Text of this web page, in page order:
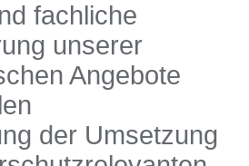
fachliche
unserer
Angebote
der Umsetzung